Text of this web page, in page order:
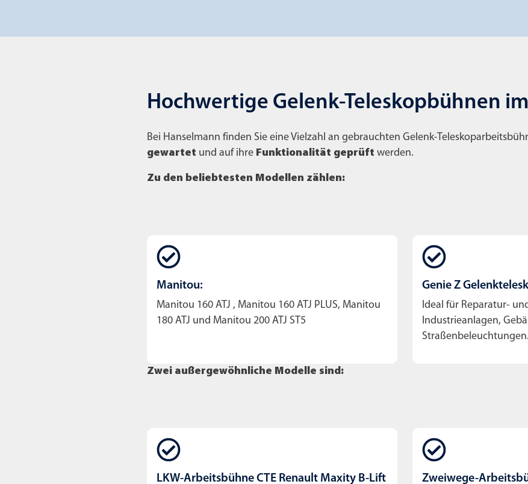
Hochwertige Gelenk-Teleskopbühnen
Bei Hanselmann finden Sie eine Vielzahl an gebrauchten Gelenk-
gewartet und auf ihre Funktionalität geprüft werden.
Zu den beliebtesten Modellen zählen:
Manitou:
Manitou 160 ATJ , Manitou 160 ATJ PLUS, Manitou
180 ATJ und Manitou 200 ATJ ST5
Genie Z
Ideal für Reparatur-
Industrieanlagen,
Straßenbeleuchtungen.
Zwei außergewöhnliche Modelle sind:
LKW-Arbeitsbühne CTE Renault Maxity B-Lift Zweiwege-